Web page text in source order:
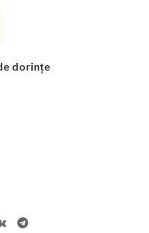
dorințe